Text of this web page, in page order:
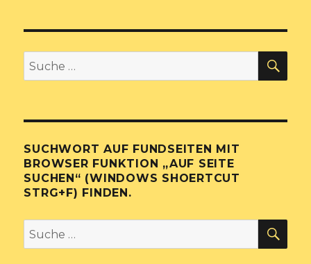
Suche
nach:
SUCHWORT AUF FUNDSEITEN MIT
BROWSER FUNKTION „AUF SEITE
SUCHEN“ (WINDOWS SHOERTCUT
STRG+F) FINDEN.
Suche
nach: